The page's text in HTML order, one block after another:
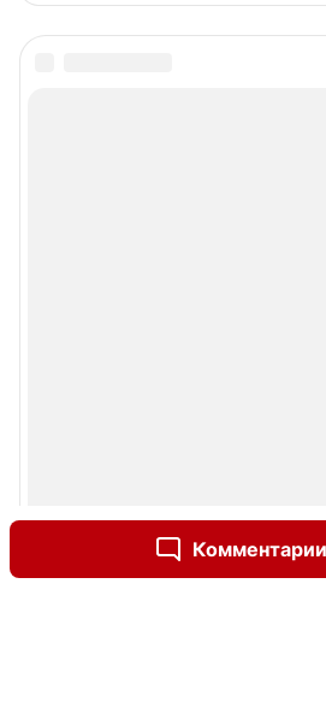
Комментарии